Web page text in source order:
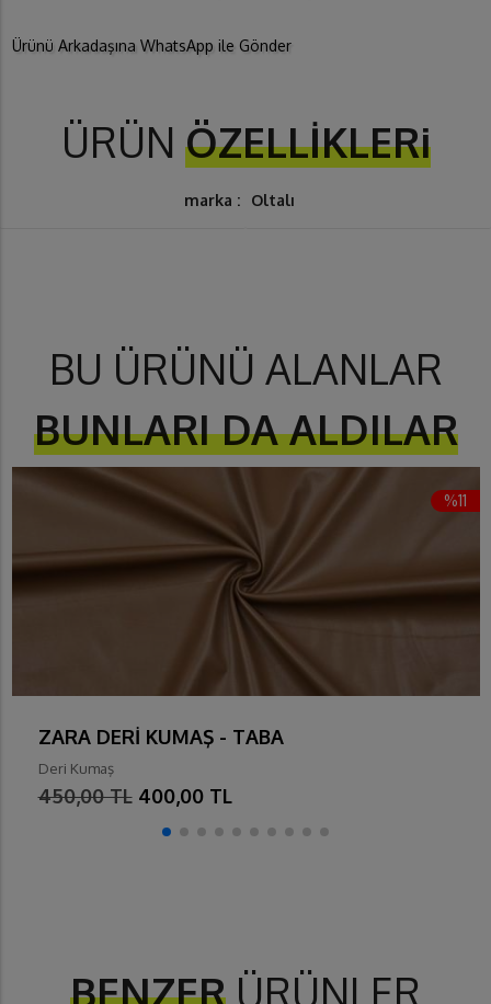
Ürünü Arkadaşına WhatsApp ile Gönder
ÜRÜN ÖZELLİKLERi
marka : Oltalı
BU ÜRÜNÜ ALANLAR
BUNLARI DA ALDILAR
%11
ZARA DERİ KUMAŞ - TABA
Deri Kumaş
450,00 TL 400,00 TL
BENZER ÜRÜNLER